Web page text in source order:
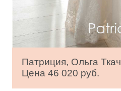
Патриция, Ольга Ткач
Цена 46 020 руб.